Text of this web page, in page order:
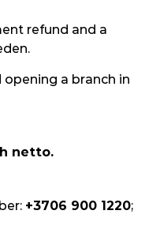
refund and a
a branch in
netto.
+3706 900 1220;